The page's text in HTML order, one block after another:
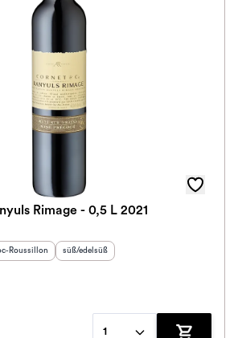
Rimage - 0,5 L 2021
:
Roussillon Geschmack:
süß/edelsüß
1